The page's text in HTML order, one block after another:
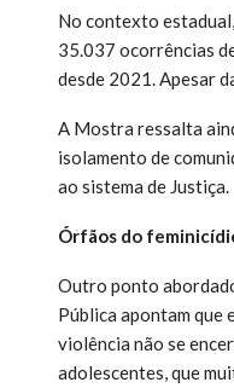
No contexto
35.037 ocorrências
desde 2021. Apesar
A Mostra ressalta
isolamento de
ao sistema de Justiça.
Órfãos do
Outro ponto
Pública apontam que
violência não se
adolescentes, que